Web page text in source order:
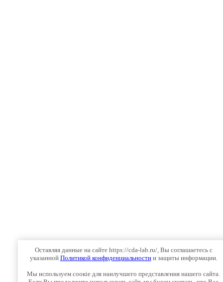
Оставляя данные на сайте https://cda-lab.ru/, Вы соглашаетесь с
указанной Политикой конфиденциальностии защиты информации.
Мы используем соокіе для наилучшего представления нашего сайта.